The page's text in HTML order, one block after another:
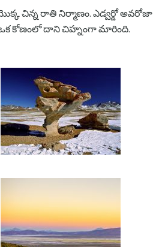
చిన్న రాతి నిర్మాణం. ఎడ్వర్డో అవరోజా
కోణంలో దాని చిహ్నంగా మారింది.